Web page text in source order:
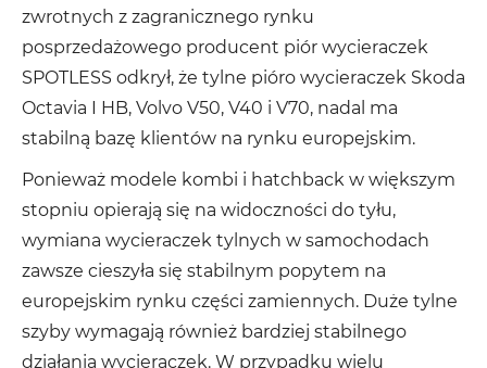
zwrotnych z zagranicznego rynku
posprzedażowego producent piór wycieraczek
SPOTLESS odkrył, że tylne pióro wycieraczek Skoda
Octavia I HB, Volvo V50, V40 i V70, nadal ma
stabilną bazę klientów na rynku europejskim.
Ponieważ modele kombi i hatchback w większym
stopniu opierają się na widoczności do tyłu,
wymiana wycieraczek tylnych w samochodach
zawsze cieszyła się stabilnym popytem na
europejskim rynku części zamiennych. Duże tylne
szyby wymagają również bardziej stabilnego
działania wycieraczek. W przypadku wielu